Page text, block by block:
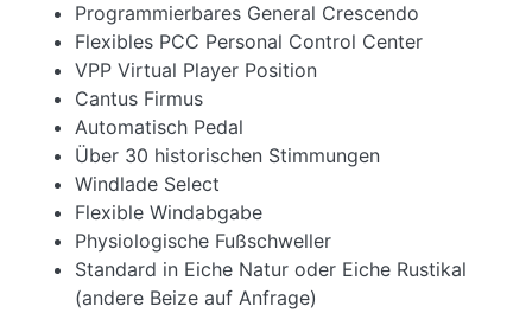
Programmierbares General Crescendo
Flexibles PCC Personal Control Center
VPP Virtual Player Position
Cantus Firmus
Automatisch Pedal
Über 30 historischen Stimmungen
Windlade Select
Flexible Windabgabe
Physiologische Fußschweller
Standard in Eiche Natur oder Eiche Rustikal
(andere Beize auf Anfrage)